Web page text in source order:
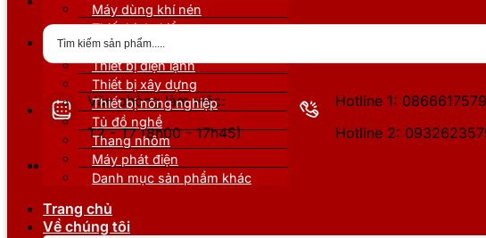
Văn phòng làm việc:
T2 - T7 (8h00 - 17h45)
Hotline 1: 0866617579
Hotline 2:
Máy dùng khí nén
Thiết bị đo kiểm
Thiết bị nâng đỡ
Thiết bị điện lạnh
Thiết bị xây dựng
Thiết bị nông nghiệp
Tủ đồ nghề
Thang nhôm
Máy phát điện
Danh mục sản phẩm khác
Trang chủ
Về chúng tôi